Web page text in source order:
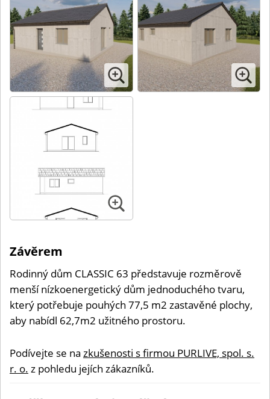
Závěrem
Rodinný dům CLASSIC 63 představuje rozměrově
menší nízkoenergetický dům jednoduchého tvaru,
který potřebuje pouhých 77,5 m2 zastavěné plochy,
aby nabídl 62,7m2 užitného prostoru.
Podívejte se na zkušenosti s firmou PURLIVE, spol. s.
r. o. z pohledu jejích zákazníků.